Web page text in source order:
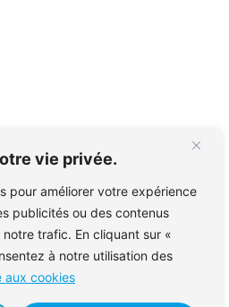
vie privée.
pour améliorer votre expérience
publicités ou des contenus
trafic. En cliquant sur «
à notre utilisation des
aux cookies